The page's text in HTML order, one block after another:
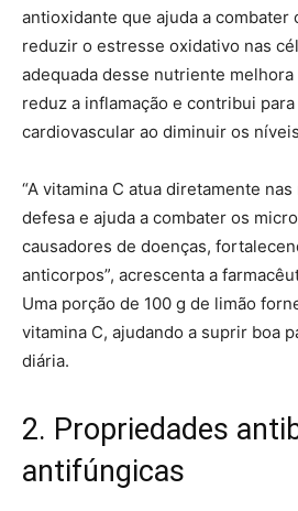
antioxidante que ajuda a combater
reduzir o estresse oxidativo nas
adequada desse nutriente
reduz a inflamação e contribui para
cardiovascular ao diminuir os
“A vitamina C atua diretamente
defesa e ajuda a combater os
causadores de doenças,
anticorpos”, acrescenta a
Uma porção de 100 g de limão
vitamina C, ajudando a suprir boa
diária.
2. Propriedades
antifúngicas